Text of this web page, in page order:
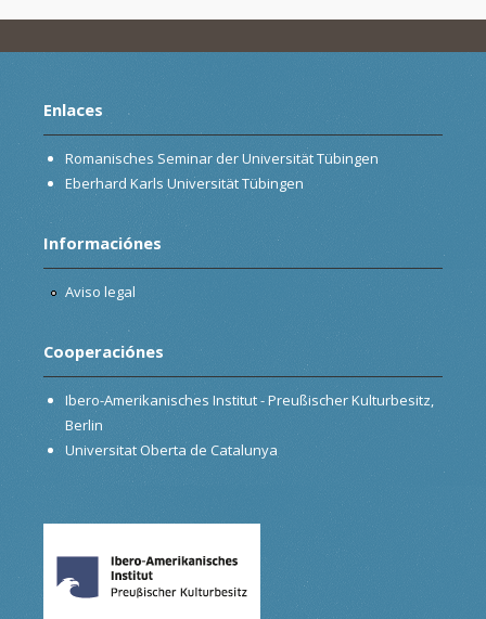
Enlaces
Romanisches Seminar der Universität Tübingen
Eberhard Karls Universität Tübingen
Informaciónes
Aviso legal
Cooperaciónes
Ibero-Amerikanisches Institut - Preußischer Kulturbesitz,
Berlin
Universitat Oberta de Catalunya